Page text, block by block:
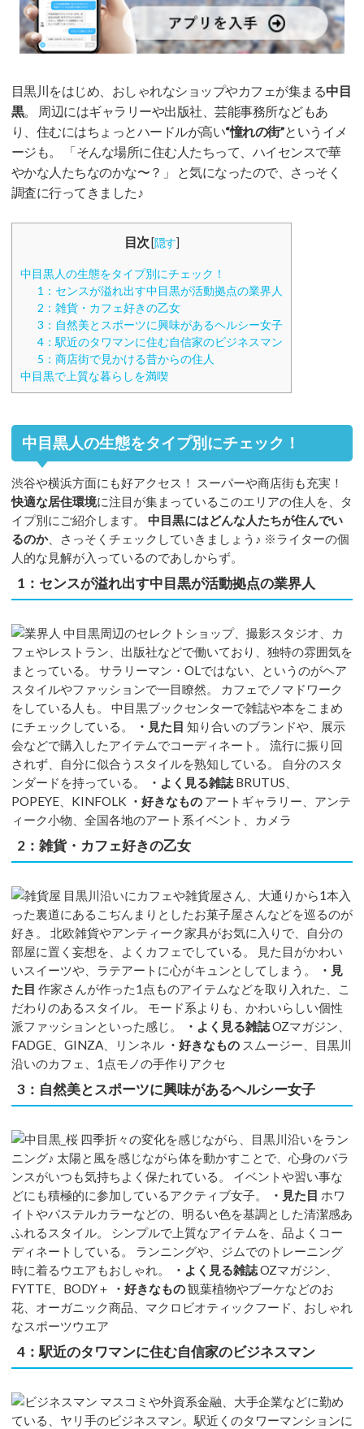
目黒川をはじめ、おしゃれなショップやカフェが集まる中目
黒。 周辺にはギャラリーや出版社、芸能事務所などもあ
り、住むにはちょっとハードルが高い“憧れの街”というイメ
ージも。 「そんな場所に住む人たちって、ハイセンスで華
やかな人たちなのかな〜？」 と気になったので、さっそく
調査に行ってきました♪
目次 隠す
中目黒人の生態をタイプ別にチェック！
1：センスが溢れ出す中目黒が活動拠点の業界人
2：雑貨・カフェ好きの乙女
3：自然美とスポーツに興味があるヘルシー女子
4：駅近のタワマンに住む自信家のビジネスマン
5：商店街で見かける昔からの住人
中目黒で上質な暮らしを満喫
中目黒人の生態をタイプ別にチェック！
渋谷や横浜方面にも好アクセス！ スーパーや商店街も充実！
快適な居住環境に注目が集まっているこのエリアの住人を、タ
イプ別にご紹介します。 中目黒にはどんな人たちが住んでい
るのか、さっそくチェックしていきましょう♪ ※ライターの個
人的な見解が入っているのであしからず。
1：センスが溢れ出す中目黒が活動拠点の業界人
中目黒周辺のセレクトショップ、撮影スタジオ、カ
フェやレストラン、出版社などで働いており、独特の雰囲気を
まとっている。 サラリーマン・OLではない、というのがヘア
スタイルやファッションで一目瞭然。 カフェでノマドワーク
をしている人も。 中目黒ブックセンターで雑誌や本をこまめ
にチェックしている。
・見た目 知り合いのブランドや、展示
会などで購入したアイテムでコーディネート。 流行に振り回
されず、自分に似合うスタイルを熟知している。 自分のスタ
ンダードを持っている。
・よく見る雑誌BRUTUS、
POPEYE、KINFOLK ・好きなものアートギャラリー、アンテ
ィーク小物、全国各地のアート系イベント、カメラ
2：雑貨・カフェ好きの乙女
目黒川沿いにカフェや雑貨屋さん、大通りから1本入
った裏道にあるこぢんまりとしたお菓子屋さんなどを巡るのが
好き。 北欧雑貨やアンティーク家具がお気に入りで、自分の
部屋に置く妄想を、よくカフェでしている。 見た目がかわい
いスイーツや、ラテアートに心がキュンとしてしまう。
・見
た目 作家さんが作った1点ものアイテムなどを取り入れた、こ
だわりのあるスタイル。 モード系よりも、かわいらしい個性
派ファッションといった感じ。
・よく見る雑誌OZマガジン、
FADGE、GINZA、リンネル ・好きなものスムージー、目黒川
沿いのカフェ、1点モノの手作りアクセ
3：自然美とスポーツに興味があるヘルシー女子
四季折々の変化を感じながら、目黒川沿いをラン
ニング♪ 太陽と風を感じながら体を動かすことで、心身のバラ
ンスがいつも気持ちよく保たれている。 イベントや習い事な
どにも積極的に参加しているアクティブ女子。
・見た目 ホワ
イトやパステルカラーなどの、明るい色を基調とした清潔感あ
ふれるスタイル。 シンプルで上質なアイテムを、品よくコー
ディネートしている。 ランニングや、ジムでのトレーニング
時に着るウエアもおしゃれ。
・よく見る雑誌OZマガジン、
FYTTE、BODY＋
・好きなもの観葉植物やブーケなどのお
花、オーガニック商品、マクロビオティックフード、おしゃれ
なスポーツウエア
4：駅近のタワマンに住む自信家のビジネスマン
マスコミや外資系金融、大手企業などに勤め
ている、ヤリ手のビジネスマン。駅近くのタワーマンションに